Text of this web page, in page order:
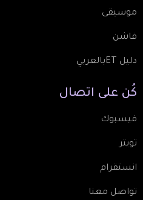
موسيقى
فاشن
دليل ETبالعربي
كُن على اتصال
فيسبوك
تويتر
انستقرام
تواصل معنا